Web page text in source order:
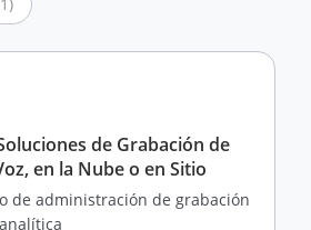
de Grabación de
en la Nube o en Sitio
de administración de grabación